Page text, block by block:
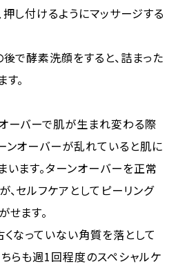
し付けるようにマッサージする
後で酵素洗顔をすると、詰まった
。
ーバーで肌が生まれ変わる際
ンオーバーが乱れていると肌に
います。ターンオーバーを正常
セルフケアとしてピーリング
せます。
くなっていない角質を落として
ちらも週1回程度のスペシャルケ